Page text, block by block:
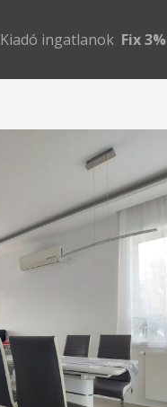
Kiadó ingatlanok Fix 3%